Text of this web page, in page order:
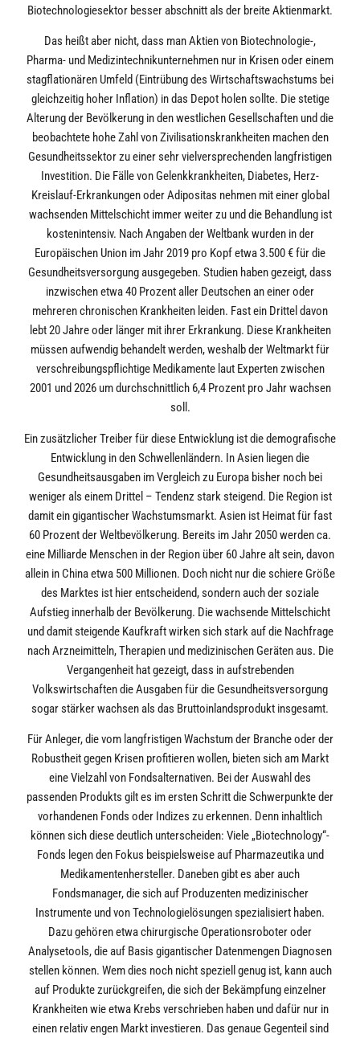
Biotechnologiesektor besser abschnitt als der breite Aktienmarkt.
Das heißt aber nicht, dass man Aktien von Biotechnologie-,
Pharma- und Medizintechnikunternehmen nur in Krisen oder einem
stagflationären Umfeld (Eintrübung des Wirtschaftswachstums bei
gleichzeitig hoher Inflation) in das Depot holen sollte. Die stetige
Alterung der Bevölkerung in den westlichen Gesellschaften und die
beobachtete hohe Zahl von Zivilisationskrankheiten machen den
Gesundheitssektor zu einer sehr vielversprechenden langfristigen
Investition. Die Fälle von Gelenkkrankheiten, Diabetes, Herz-
Kreislauf-Erkrankungen oder Adipositas nehmen mit einer global
wachsenden Mittelschicht immer weiter zu und die Behandlung ist
kostenintensiv. Nach Angaben der Weltbank wurden in der
Europäischen Union im Jahr 2019 pro Kopf etwa 3.500 € für die
Gesundheitsversorgung ausgegeben. Studien haben gezeigt, dass
inzwischen etwa 40 Prozent aller Deutschen an einer oder
mehreren chronischen Krankheiten leiden. Fast ein Drittel davon
lebt 20 Jahre oder länger mit ihrer Erkrankung. Diese Krankheiten
müssen aufwendig behandelt werden, weshalb der Weltmarkt für
verschreibungspflichtige Medikamente laut Experten zwischen
2001 und 2026 um durchschnittlich 6,4 Prozent pro Jahr wachsen
soll.
Ein zusätzlicher Treiber für diese Entwicklung ist die demografische
Entwicklung in den Schwellenländern. In Asien liegen die
Gesundheitsausgaben im Vergleich zu Europa bisher noch bei
weniger als einem Drittel – Tendenz stark steigend. Die Region ist
damit ein gigantischer Wachstumsmarkt. Asien ist Heimat für fast
60 Prozent der Weltbevölkerung. Bereits im Jahr 2050 werden ca.
eine Milliarde Menschen in der Region über 60 Jahre alt sein, davon
allein in China etwa 500 Millionen. Doch nicht nur die schiere Größe
des Marktes ist hier entscheidend, sondern auch der soziale
Aufstieg innerhalb der Bevölkerung. Die wachsende Mittelschicht
und damit steigende Kaufkraft wirken sich stark auf die Nachfrage
nach Arzneimitteln, Therapien und medizinischen Geräten aus. Die
Vergangenheit hat gezeigt, dass in aufstrebenden
Volkswirtschaften die Ausgaben für die Gesundheitsversorgung
sogar stärker wachsen als das Bruttoinlandsprodukt insgesamt.
Für Anleger, die vom langfristigen Wachstum der Branche oder der
Robustheit gegen Krisen profitieren wollen, bieten sich am Markt
eine Vielzahl von Fondsalternativen. Bei der Auswahl des
passenden Produkts gilt es im ersten Schritt die Schwerpunkte der
vorhandenen Fonds oder Indizes zu erkennen. Denn inhaltlich
können sich diese deutlich unterscheiden: Viele „Biotechnology“-
Fonds legen den Fokus beispielsweise auf Pharmazeutika und
Medikamentenhersteller. Daneben gibt es aber auch
Fondsmanager, die sich auf Produzenten medizinischer
Instrumente und von Technologielösungen spezialisiert haben.
Dazu gehören etwa chirurgische Operationsroboter oder
Analysetools, die auf Basis gigantischer Datenmengen Diagnosen
stellen können. Wem dies noch nicht speziell genug ist, kann auch
auf Produkte zurückgreifen, die sich der Bekämpfung einzelner
Krankheiten wie etwa Krebs verschrieben haben und dafür nur in
einen relativ engen Markt investieren. Das genaue Gegenteil sind